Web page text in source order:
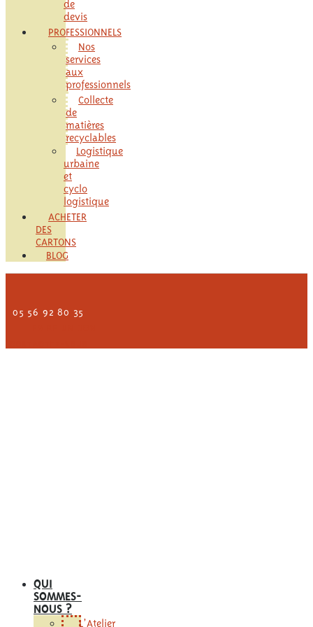
de
devis
PROFESSIONNELS
Nos
services
aux
professionnels
Collecte
de
matières
recyclables
Logistique
urbaine
et
cyclo
logistique
ACHETER
DES
CARTONS
BLOG
05 56 92 80 35
QUI
SOMMES-
NOUS ?
L’Atelier